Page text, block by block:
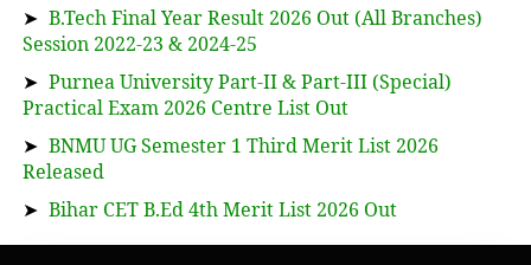
➤ B.Tech Final Year Result 2026 Out (All Branches)
Session 2022-23 & 2024-25
➤ Purnea University Part-II & Part-III (Special)
Practical Exam 2026 Centre List Out
➤ BNMU UG Semester 1 Third Merit List 2026
Released
➤ Bihar CET B.Ed 4th Merit List 2026 Out